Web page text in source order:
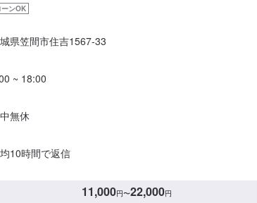
ースに駐車してください。受付はスタッフへ「メンテモ
休日：日曜日、祝日、第二土曜日営業時間：8:30~17:30
ーンOK
県笠間市住吉1567-33
~ 18:00
無休
10時間で返信
11,000円〜22,000円